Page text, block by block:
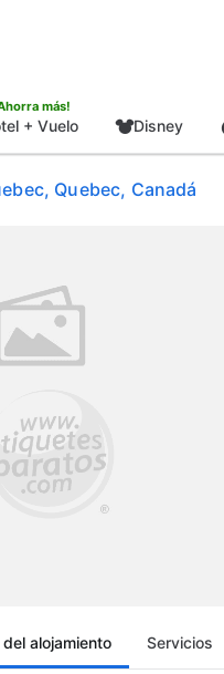
más!
+ Vuelo Disney
Quebec, Canadá
alojamiento Servicios